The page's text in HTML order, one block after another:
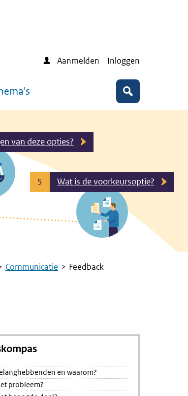
Aanmelden Inloggen
Zoeken
van deze opties?
5 Wat is de voorkeursoptie?
Communicatie Feedback
en waarom?
probleem?